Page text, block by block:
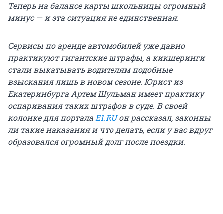
Теперь на балансе карты школьницы огромный
минус — и эта ситуация не единственная.
Сервисы по аренде автомобилей уже давно
практикуют гигантские штрафы, а кикшеринги
стали выкатывать водителям подобные
взыскания лишь в новом сезоне. Юрист из
Екатеринбурга Артем Шульман имеет практику
оспаривания таких штрафов в суде. В своей
колонке для портала E1.RUон рассказал, законны
ли такие наказания и что делать, если у вас вдруг
образовался огромный долг после поездки.